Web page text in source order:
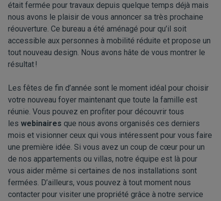
était fermée pour travaux depuis quelque temps déjà mais
nous avons le plaisir de vous annoncer sa très prochaine
réouverture. Ce bureau a été aménagé pour qu’il soit
accessible aux personnes à mobilité réduite et propose un
tout nouveau design. Nous avons hâte de vous montrer le
résultat !
Les fêtes de fin d’année sont le moment idéal pour choisir
votre nouveau foyer maintenant que toute la famille est
réunie. Vous pouvez en profiter pour découvrir tous
les webinaires que nous avons organisés ces derniers
mois et visionner ceux qui vous intéressent pour vous faire
une première idée. Si vous avez un coup de cœur pour un
de nos appartements ou villas, notre équipe est là pour
vous aider même si certaines de nos installations sont
fermées. D’ailleurs, vous pouvez à tout moment nous
contacter pour visiter une propriété grâce à notre service